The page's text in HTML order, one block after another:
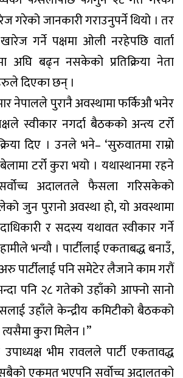
गरेको जानकारी गराउनुपर्ने थियो । तर
गर्ने पक्षमा ओली नरहेपछि वार्ता
अघि बढ्न नसकेको प्रतिक्रिया नेता
दिएका छन् ।
नेपालले पुरानै अवस्थामा फर्किऔ भनेर
स्वीकार नगर्दा बैठकको अन्त्य टर्रो
दिए । उनले भने– ‘सुरुवातमा राम्रो
टर्रो कुरा भयो । यथास्थानमा रहने
अदालतले फैसला गरिसकेको
जुन पुरानो अवस्था हो, यो अवस्थामा
र सदस्य यथावत स्वीकार गर्ने
भन्यौ । पार्टीलाई एकताबद्ध बनाउँ,
पार्टीलाई पनि समेटेर लैजाने काम गरौं
पनि २८ गतेको उहाँको आफ्नो सानो
उहाँले केन्द्रीय कमिटीको बैठकको
कुरा मिलेन ।”
भीम रावलले पार्टी एकतावद्ध
एकमत भएपनि सर्वोच्च अदालतको